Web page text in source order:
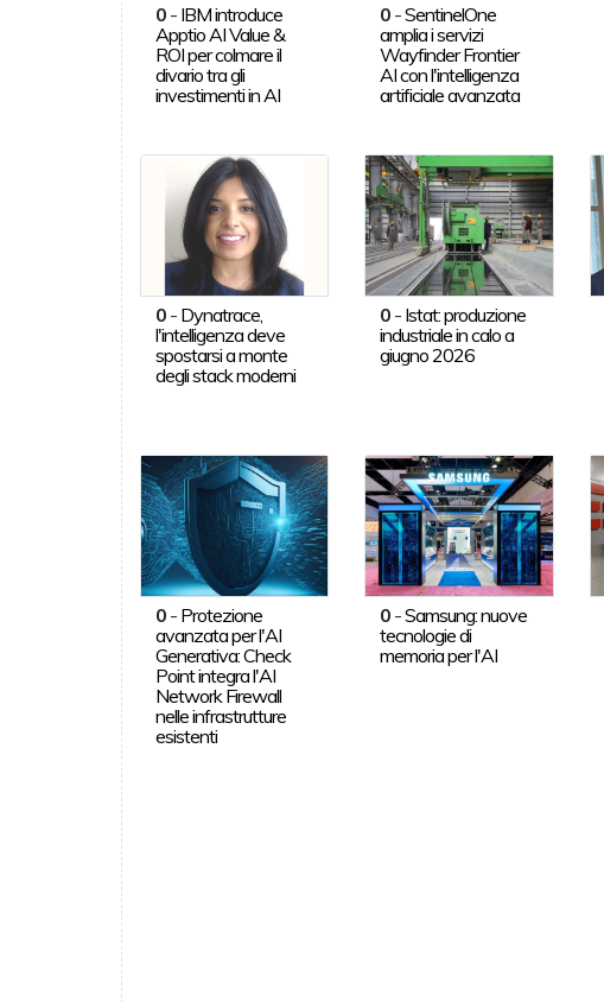
0- IBM introduce
Apptio AI Value &
ROI per colmare il
divario tra gli
investimenti in AI
0 -SentinelOne
amplia i servizi
Wayfinder Frontier
AI con l'intelligenza
artificiale avanzata
0- Dynatrace,
l'intelligenza deve
spostarsi a monte
degli stack moderni
0 - Istat: produzione
industriale in calo a
giugno 2026
0- Protezione
avanzata per l'AI
Generativa: Check
Point integra l'AI
Network Firewall
nelle infrastrutture
esistenti
0 -Samsung: nuove
tecnologie di
memoria per l'AI